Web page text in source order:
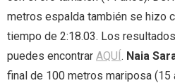
metros espalda también se hizo
tiempo de 2:18.03. Los
puedes encontrar AQUÍ. Naia
final de 100 metros mariposa (15